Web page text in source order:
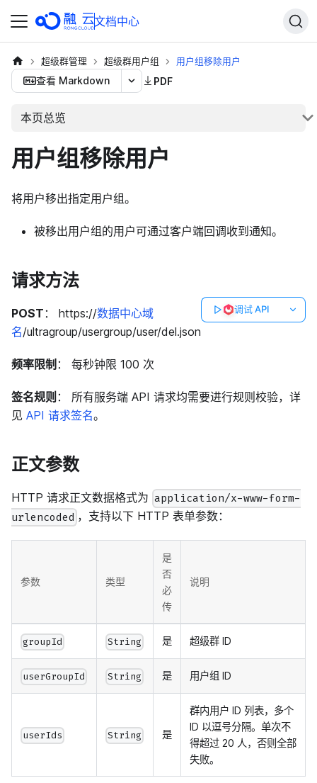
文档中心
超级群管理 超级群用户组 用户组移除用户
查看 Markdown PDF
本页总览
用户组移除用户
将用户移出指定用户组。
被移出用户组的用户可通过客户端回调收到通知。
请求方法
调试 API
POST ： https://数据中心域
名/ultragroup/usergroup/user/del.json
频率限制 ： 每秒钟限 100 次
签名规则 ： 所有服务端 API 请求均需要进行规则校验，详
见 API 请求签名。
正文参数
HTTP 请求正文数据格式为 application/x-www-form-
urlencoded ，支持以下 HTTP 表单参数：
参数 类型
是
否
必
传
说明
groupId String 是 超级群 ID
userGroupId String 是 用户组 ID
userIds String 是
群内用户 ID 列表，多个
ID 以逗号分隔。单次不
得超过 20 人，否则全部
失败。